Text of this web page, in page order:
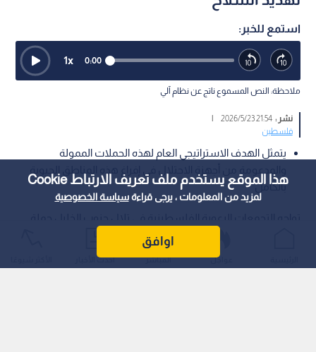
هذا الموقع يستخدم ملف تعريف الارتباط Cookie
لمزيد من المعلومات ، يرجى قراءةسياسة الخصوصية
اوافق
استمع للخبر:
0:00
1x
ملاحظة: النص المسموع ناتج عن نظام آلي
نشر :21:54 2026/5/23
|
فلسطين
يتمثل الهدف الاستراتيجي العام لهذه الحملات الممولة
بالكامل
اضطهاد شديدة وممنهجة تقودها مجموعات استيطانية بدعم
رسمي، بهدف إجبار السكان على مغادرة منازلهم وأراضيهم التاريخية.
عواجل المباشر أحدث الأخبار